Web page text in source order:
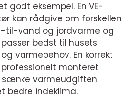
godt eksempel. En VE-
kan rådgive om forskellen
vand og jordvarme og
bedst til husets
varmebehov. En korrekt
monteret
sænke varmeudgiften
bedre indeklima.